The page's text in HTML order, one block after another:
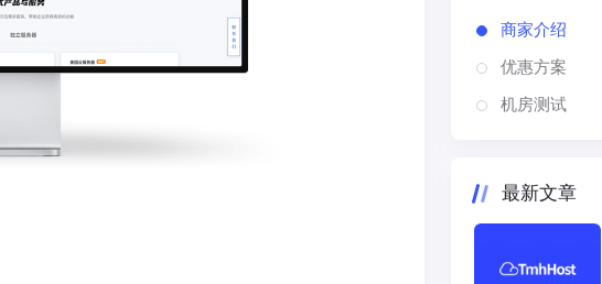
商家介绍
优惠方案
机房测试
最新文章